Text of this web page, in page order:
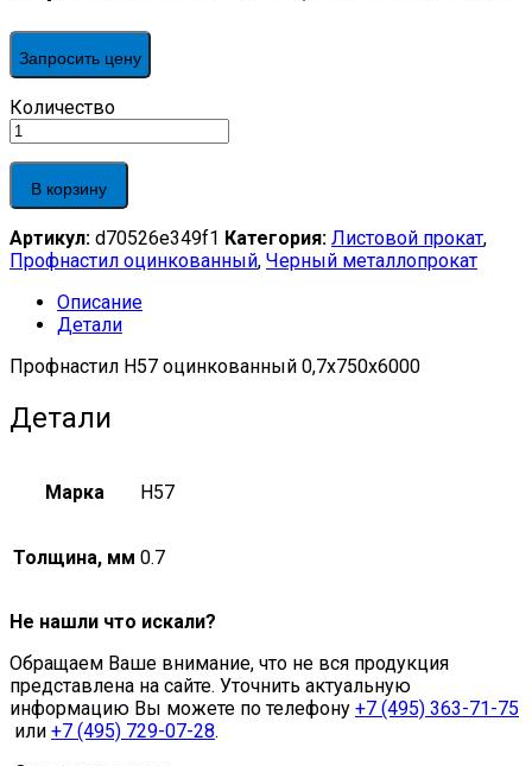
Запросить цену
Профнастил
Н57
оцинкованный
0,7x750x6000
quantity
Количество
В корзину
Артикул: d70526e349f1 Категория: Листовой прокат,
Профнастил оцинкованный, Черный металлопрокат
Описание
Детали
Профнастил Н57 оцинкованный 0,7x750x6000
Детали
Марка Н57
Толщина, мм 0.7
Не нашли что искали?
Обращаем Ваше внимание, что не вся продукция
представлена на сайте. Уточнить актуальную
информацию Вы можете по телефону +7 (495) 363-71-75
или +7 (495) 729-07-28.